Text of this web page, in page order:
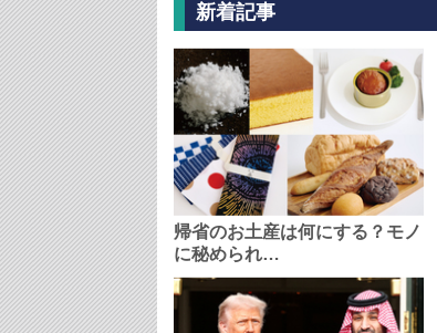
新着記事
帰省のお土産は何にする？モノ
に秘められ…